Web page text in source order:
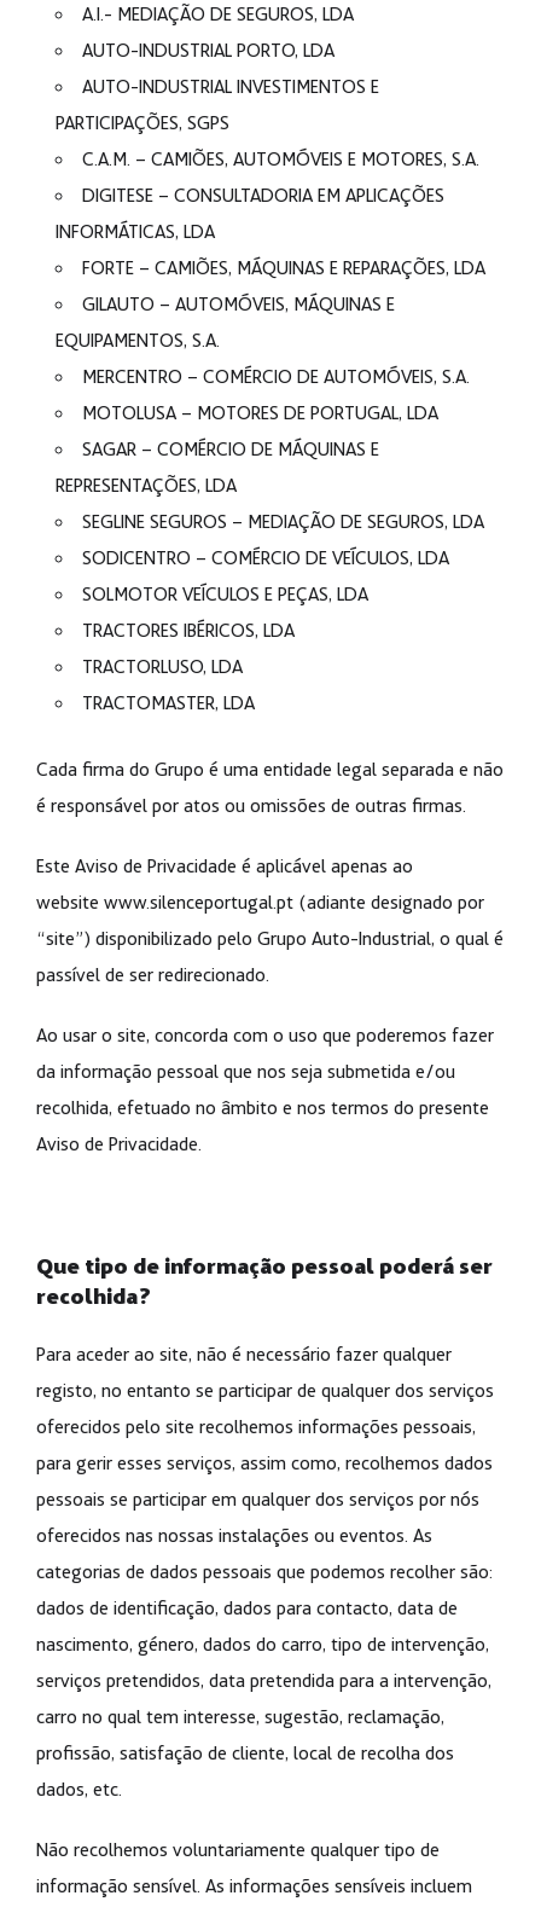
A.I.- MEDIAÇÃO DE SEGUROS, LDA
AUTO-INDUSTRIAL PORTO, LDA
AUTO-INDUSTRIAL INVESTIMENTOS E
PARTICIPAÇÕES, SGPS
C.A.M. – CAMIÕES, AUTOMÓVEIS E MOTORES, S.A.
DIGITESE – CONSULTADORIA EM APLICAÇÕES
INFORMÁTICAS, LDA
FORTE – CAMIÕES, MÁQUINAS E REPARAÇÕES, LDA
GILAUTO – AUTOMÓVEIS, MÁQUINAS E
EQUIPAMENTOS, S.A.
MERCENTRO – COMÉRCIO DE AUTOMÓVEIS, S.A.
MOTOLUSA – MOTORES DE PORTUGAL, LDA
SAGAR – COMÉRCIO DE MÁQUINAS E
REPRESENTAÇÕES, LDA
SEGLINE SEGUROS – MEDIAÇÃO DE SEGUROS, LDA
SODICENTRO – COMÉRCIO DE VEÍCULOS, LDA
SOLMOTOR VEÍCULOS E PEÇAS, LDA
TRACTORES IBÉRICOS, LDA
TRACTORLUSO, LDA
TRACTOMASTER, LDA
Cada firma do Grupo é uma entidade legal separada e não
é responsável por atos ou omissões de outras firmas.
Este Aviso de Privacidade é aplicável apenas ao
website www.silenceportugal.pt (adiante designado por
“site”) disponibilizado pelo Grupo Auto-Industrial, o qual é
passível de ser redirecionado.
Ao usar o site, concorda com o uso que poderemos fazer
da informação pessoal que nos seja submetida e/ou
recolhida, efetuado no âmbito e nos termos do presente
Aviso de Privacidade.
Que tipo de informação pessoal poderá ser
recolhida?
Para aceder ao site, não é necessário fazer qualquer
registo, no entanto se participar de qualquer dos serviços
oferecidos pelo site recolhemos informações pessoais,
para gerir esses serviços, assim como, recolhemos dados
pessoais se participar em qualquer dos serviços por nós
oferecidos nas nossas instalações ou eventos. As
categorias de dados pessoais que podemos recolher são:
dados de identificação, dados para contacto, data de
nascimento, género, dados do carro, tipo de intervenção,
serviços pretendidos, data pretendida para a intervenção,
carro no qual tem interesse, sugestão, reclamação,
profissão, satisfação de cliente, local de recolha dos
dados, etc.
Não recolhemos voluntariamente qualquer tipo de
informação sensível. As informações sensíveis incluem